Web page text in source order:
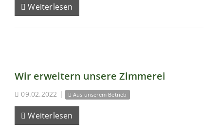
Weiterlesen
Wir erweitern unsere Zimmerei
09.02.2022 | Aus unserem Betrieb
Weiterlesen